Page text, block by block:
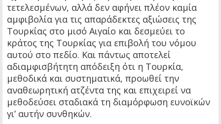
τετελεσμένων, αλλά δεν αφήνει πλέον καμία
αμφιβολία για τις απαράδεκτες αξιώσεις της
Τουρκίας στο μισό Αιγαίο και δεσμεύει το
κράτος της Τουρκίας για επιβολή του νόμου
αυτού στο πεδίο. Και πάντως αποτελεί
αδιαμφισβήτητη απόδειξη ότι η Τουρκία,
μεθοδικά και συστηματικά, προωθεί την
αναθεωρητική ατζέντα της και επιχειρεί να
μεθοδεύσει σταδιακά τη διαμόρφωση ευνοϊκών
γι’ αυτήν συνθηκών.